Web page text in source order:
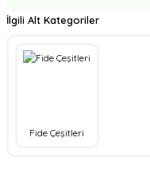
İlgili Alt Kategoriler
Fide Çeşitleri